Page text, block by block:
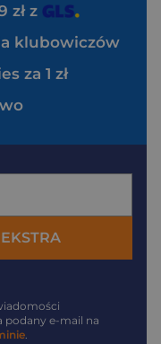
zł z
klubowiczów
za 1 zł
podany e-mail na